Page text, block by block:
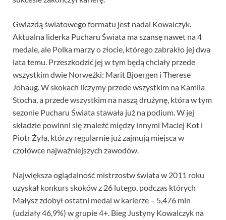
Gwiazdą światowego formatu jest nadal Kowalczyk.
Aktualna liderka Pucharu Świata ma szansę nawet na 4
medale, ale Polka marzy o złocie, którego zabrakło jej dwa
lata temu. Przeszkodzić jej w tym będą chciały przede
wszystkim dwie Norweżki: Marit Bjoergen i Therese
Johaug. W skokach liczymy przede wszystkim na Kamila
Stocha, a przede wszystkim na naszą drużynę, która w tym
sezonie Pucharu Świata stawała już na podium. W jej
składzie powinni się znaleźć między innymi Maciej Kot i
Piotr Żyła, którzy regularnie już zajmują miejsca w
czołówce najważniejszych zawodów.
Największa oglądalność mistrzostw świata w 2011 roku
uzyskał konkurs skoków z 26 lutego, podczas których
Małysz zdobył ostatni medal w karierze – 5,476 mln
(udziały 46,9%) w grupie 4+. Bieg Justyny Kowalczyk na